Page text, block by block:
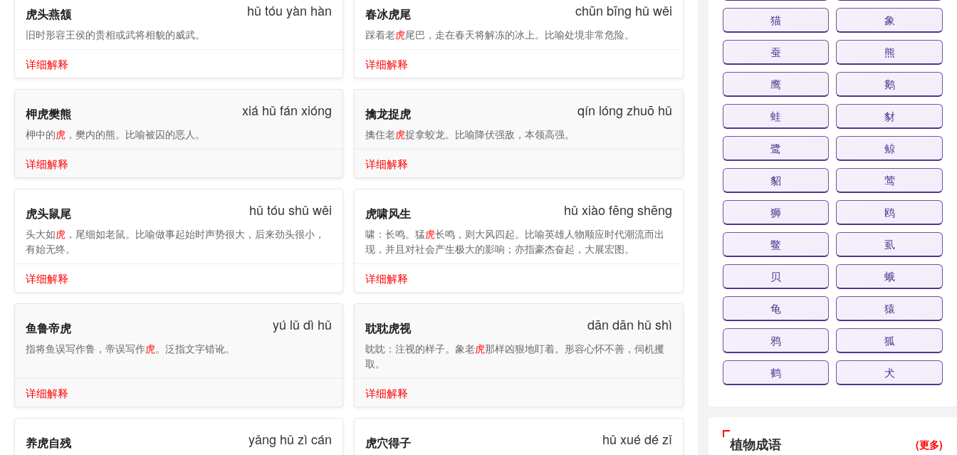
猫 象
蚕 熊
鹰 鹅
蛙 豺
鹭 鲸
貂 莺
狮 鸥
鳖 虱
贝 蛾
龟 猿
鸦 狐
鹤 犬
植物成语 (更多)
虎头燕颔 hǔ tóu yàn hàn
旧时形容王侯的贵相或武将相貌的威武。
详细解释
春冰虎尾 chūn bīng hǔ wěi
踩着老虎尾巴，走在春天将解冻的冰上。比喻处境非常危险。
详细解释
柙虎樊熊 xiá hǔ fán xióng
柙中的虎 ，樊内的熊。比喻被囚的恶人。
详细解释
擒龙捉虎 qín lóng zhuō hǔ
擒住老虎捉拿蛟龙。比喻降伏强敌，本领高强。
详细解释
虎头鼠尾 hǔ tóu shǔ wěi
头大如虎 ，尾细如老鼠。比喻做事起始时声势很大，后来劲头很小，
有始无终。
详细解释
虎啸风生 hǔ xiào fēng shēng
啸：长鸣。猛虎长鸣，则大风四起。比喻英雄人物顺应时代潮流而出
现，并且对社会产生极大的影响；亦指豪杰奋起，大展宏图。
详细解释
鱼鲁帝虎 yú lǔ dì hǔ
指将鱼误写作鲁，帝误写作虎。泛指文字错讹。
详细解释
耽耽虎视 dān dān hǔ shì
眈眈：注视的样子。象老虎那样凶狠地盯着。形容心怀不善，伺机攫
取。
详细解释
养虎自残 yǎng hǔ zì cán 虎穴得子 hǔ xué dé zǐ